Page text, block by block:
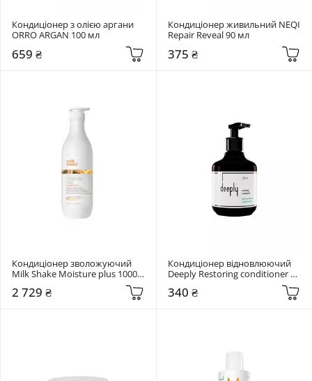
Кондиціонер з олією аргани
ORRO ARGAN 100 мл
659 ₴
Кондиціонер живильний NEQI
Repair Reveal 90 мл
375 ₴
Кондиціонер зволожуючий
Milk Shake Moisture plus 1000
2 729 ₴
Кондиціонер відновлюючий
Deeply Restoring conditioner
340 ₴